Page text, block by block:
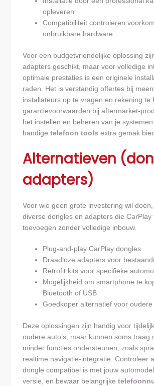
opleveren
Compatibiliteit controleren
onbruikbare hardware
Voor een budgetvriendelijke oplossing
adapters geschikt, maar voor volledige
optimale prestaties is een originele
raden. Het is verstandig offertes bij
installateurs op te vragen en rekening te
garantievoorwaarden bij aftermarket-
het instellen en beheren van je
handige telefoon tools extra gemak
Alternatieven
adapters)
Voor wie geen grote investering wil
diverse dongles en adapters die CarPlay
toevoegen zonder volledige inbouw.
Plug-and-play CarPlay dongles
Draadloze adapters voor
Retrofit kits voor specifieke
Mogelijkheid om smartphone te
Bluetooth of USB
Goedkoper alternatief voor
Deze oplossingen zijn handig voor
oudere auto’s, maar kunnen soms traag
minder functies ondersteunen, zoals
realtime navigatie-integratie. Controleer
dongle compatibel is met jouw
versie, en bewaar belangrijke